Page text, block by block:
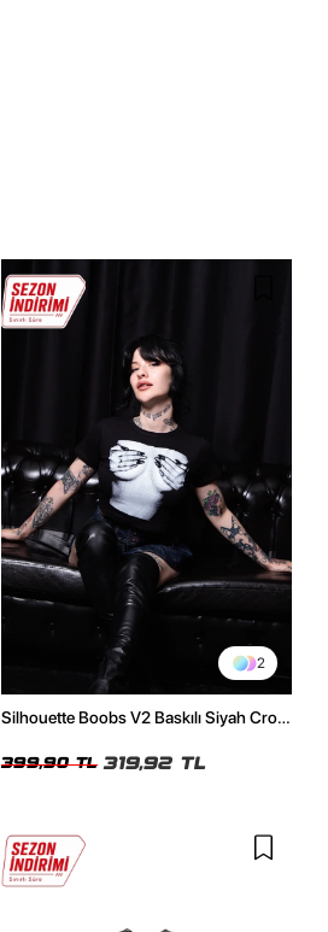
2
Silhouette Boobs V2 Baskılı Siyah Crop
399,90 TL 319,92 TL